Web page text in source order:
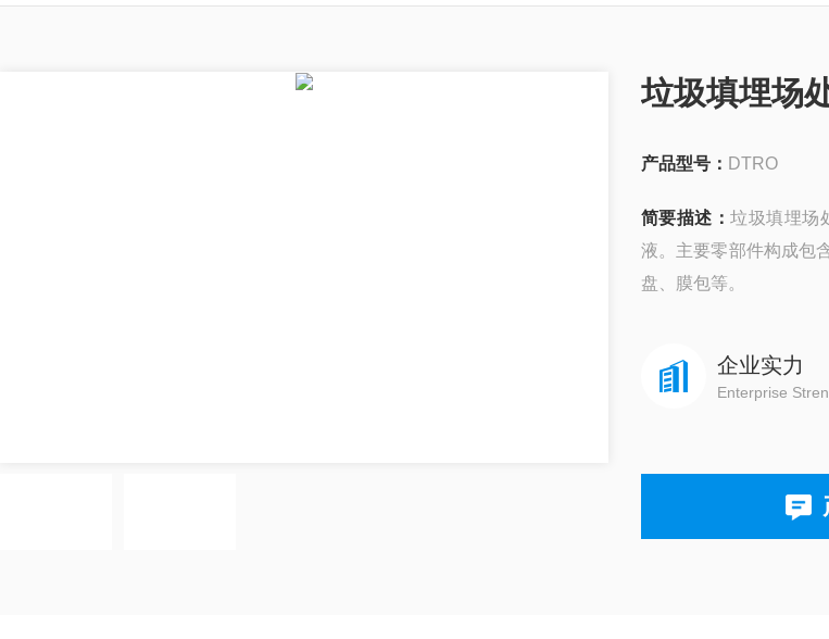
垃圾填埋场
产品型号： DTRO
简要描述： 垃圾填埋场
液。主要零部件构成包
盘、膜包等。
企业实力
Enterprise